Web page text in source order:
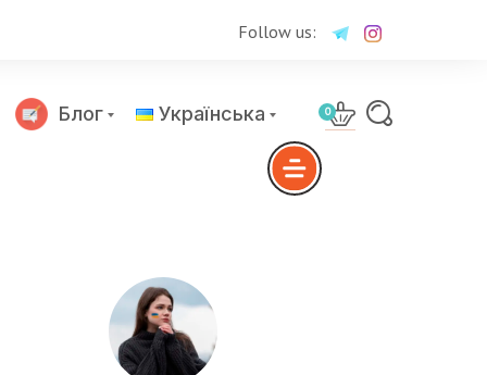
Follow us:
Блог Українська 0